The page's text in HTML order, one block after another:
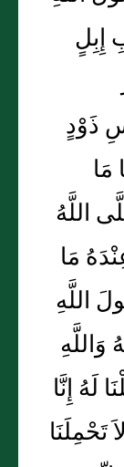
إِبِلٍ
ذَوْدٍ
مَا
اللَّهُ
مَا
اللَّهِ
لَهُ إِنَّا
تَحْمِلَنَا